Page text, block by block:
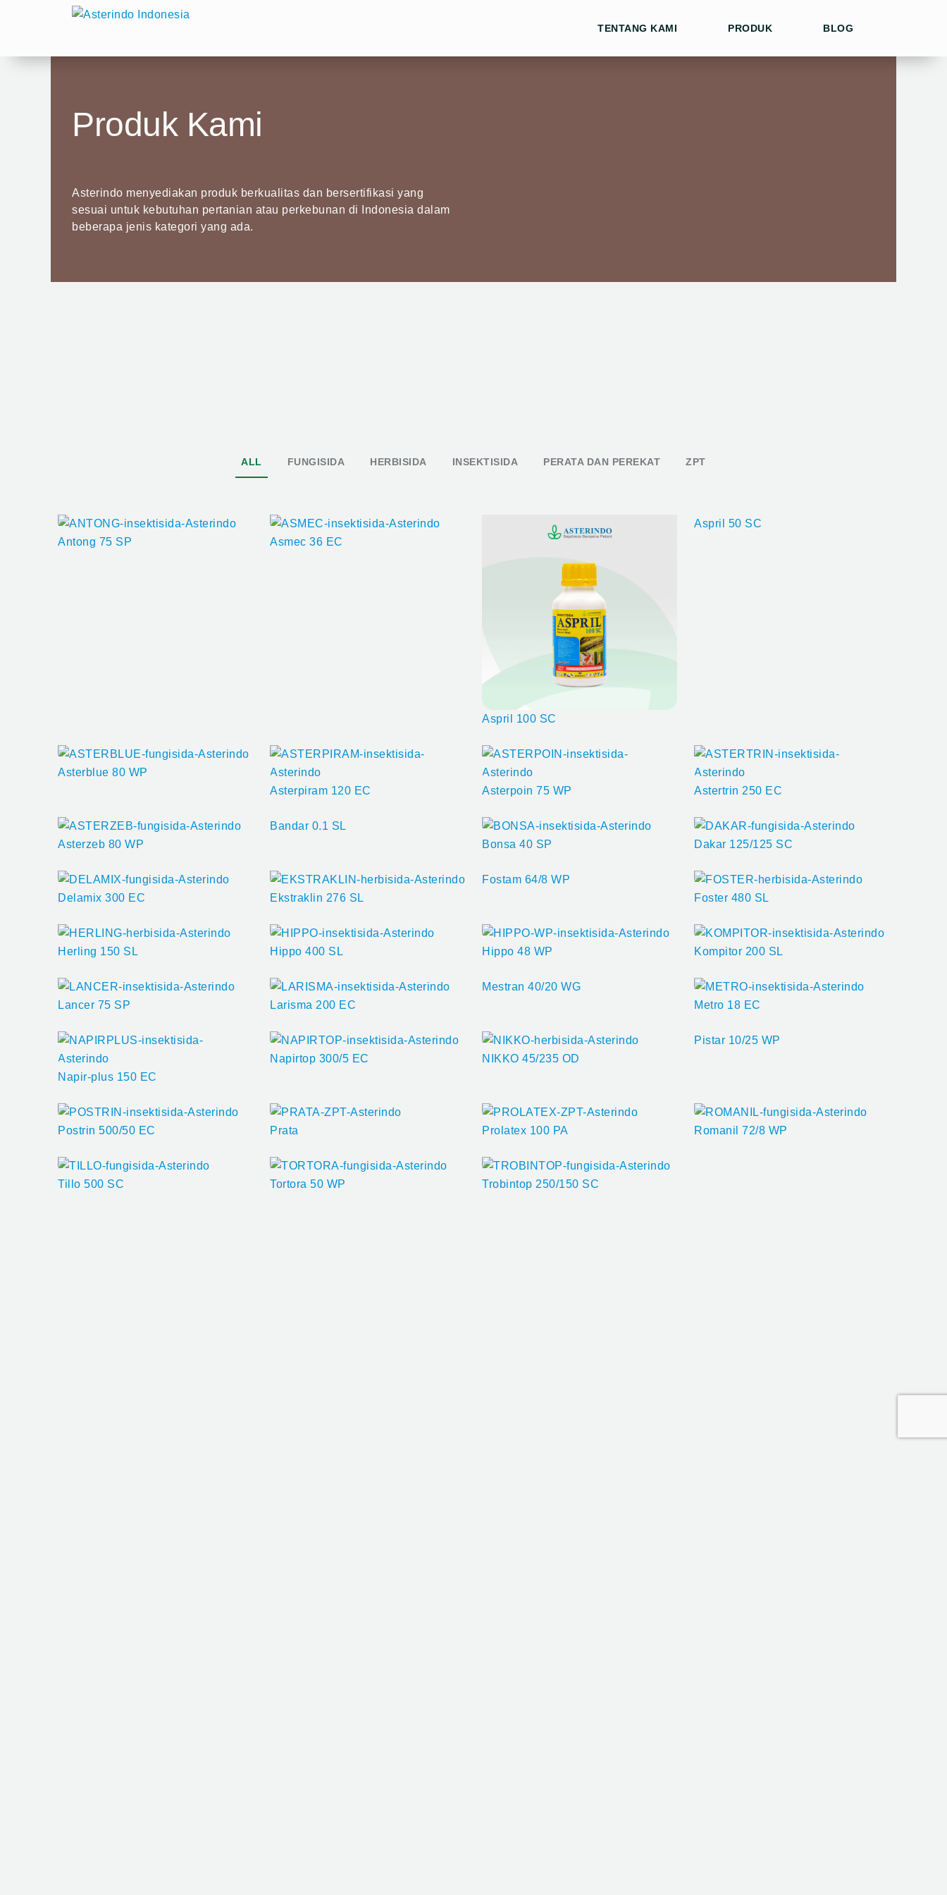
TENTANG KAMI PRODUK BLOG
Produk Kami
Asterindo menyediakan produk berkualitas dan bersertifikasi yang
sesuai untuk kebutuhan pertanian atau perkebunan di Indonesia dalam
beberapa jenis kategori yang ada.
ALL FUNGISIDA HERBISIDA INSEKTISIDA PERATA DAN PEREKAT ZPT
Antong 75 SP Asmec 36 EC
Aspril 100 SC
Aspril 50 SC
Asterblue 80 WP
Asterpiram 120 EC
Asterpoin 75 WP Astertrin 250 EC
Asterzeb 80 WP
Bandar 0.1 SL
Bonsa 40 SP
Dakar 125/125 SC
Delamix 300 EC Ekstraklin 276 SL
Fostam 64/8 WP
Foster 480 SL
Herling 150 SL Hippo 400 SL Hippo 48 WP Kompitor 200 SL
Lancer 75 SP Larisma 200 EC
Mestran 40/20 WG
Metro 18 EC
Napir-plus 150 EC
Napirtop 300/5 EC NIKKO 45/235 OD
Pistar 10/25 WP
Postrin 500/50 EC Prata Prolatex 100 PA Romanil 72/8 WP
Tillo 500 SC Tortora 50 WP Trobintop 250/150 SC